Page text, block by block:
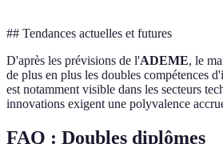
## Tendances actuelles et futures
D'après les prévisions de l'ADEME, le
de plus en plus les doubles compétences
est notamment visible dans les secteurs
innovations exigent une polyvalence
FAQ : Doubles diplômes